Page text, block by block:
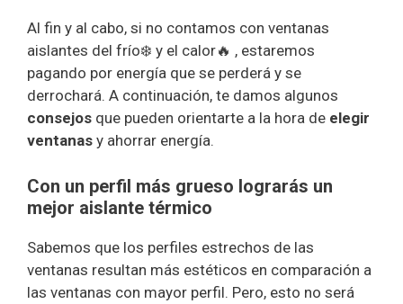
Al fin y al cabo, si no contamos con ventanas
aislantes del frío❄️ y el calor🔥 , estaremos
pagando por energía que se perderá y se
derrochará. A continuación, te damos algunos
consejos que pueden orientarte a la hora de elegir
ventanas y ahorrar energía.
Con un perfil más grueso lograrás un
mejor aislante térmico
Sabemos que los perfiles estrechos de las
ventanas resultan más estéticos en comparación a
las ventanas con mayor perfil. Pero, esto no será